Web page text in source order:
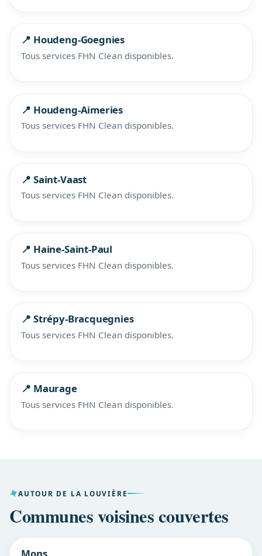
📍 Houdeng-Goegnies
Tous services FHN Clean disponibles.
📍 Houdeng-Aimeries
Tous services FHN Clean disponibles.
📍 Saint-Vaast
Tous services FHN Clean disponibles.
📍 Haine-Saint-Paul
Tous services FHN Clean disponibles.
📍 Strépy-Bracquegnies
Tous services FHN Clean disponibles.
📍 Maurage
Tous services FHN Clean disponibles.
AUTOUR DE LA LOUVIÈRE
Communes voisines couvertes